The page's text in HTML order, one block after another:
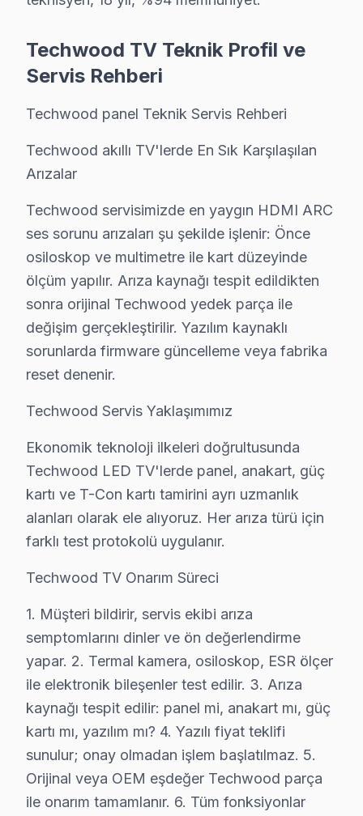
• Arıza tespiti (teşhis)
• İşçilik maliyeti
Bağcılar'da Techwood panel için fiyat almak:
Techwood TV Servis Garanti Belgesi – Yazılı ve İmzalı
Bağcılar'de Techwood servis hizmetlerimizde
Bağcılar garanti kapsamımız — Bağcılar servisimizde
• Bağcılar'de işçilik garantisi: 2 yıl
• Bağcılar servisimizde yedek parça garantisi: 2 yıl
• Bağcılar'de aynı arızanın tekrarında ücretsiz
• Bağcılar servisimizde garanti belgesi ve fatura ile
Bağcılar'de garanti dışı durumlar: Kullanıcı
Bağcılar Techwood Ekspres Servis – Sabah
TV arızası beklemez — biz de bekletmeyiz.
• Bağcılar'de ekspres servis: 4 saat içinde müdahale
• Bağcılar parça temin süresi: aynı gün (stokta
• Bağcılar'de iş yerine özel mesai saati dışı servis
• Servis tamamlandığında e-posta/SMS bildirimi
Gün içinde Bağcılar'da Techwood servis randevusu
Bağcılar Techwood TV Uzmanı – 15 Yıllık
Bağcılar'da Techwood servis hizmetlerimiz,
Teknisyen kadromuzun özellikleri:
• Bağcılar'de ortalama 10+ yıl sektör deneyimi
Techwood TV Teknik Profil ve
Servis Rehberi
Techwood panel Teknik Servis Rehberi
Techwood akıllı TV'lerde En Sık Karşılaşılan
Arızalar
Techwood servisimizde en yaygın HDMI ARC
ses sorunu arızaları şu şekilde işlenir: Önce
osiloskop ve multimetre ile kart düzeyinde
ölçüm yapılır. Arıza kaynağı tespit edildikten
sonra orijinal Techwood yedek parça ile
değişim gerçekleştirilir. Yazılım kaynaklı
sorunlarda firmware güncelleme veya fabrika
reset denenir.
Techwood Servis Yaklaşımımız
Ekonomik teknoloji ilkeleri doğrultusunda
Techwood LED TV'lerde panel, anakart, güç
kartı ve T-Con kartı tamirini ayrı uzmanlık
alanları olarak ele alıyoruz. Her arıza türü için
farklı test protokolü uygulanır.
Techwood TV Onarım Süreci
1. Müşteri bildirir, servis ekibi arıza
semptomlarını dinler ve ön değerlendirme
yapar. 2. Termal kamera, osiloskop, ESR ölçer
ile elektronik bileşenler test edilir. 3. Arıza
kaynağı tespit edilir: panel mi, anakart mı, güç
kartı mı, yazılım mı? 4. Yazılı fiyat teklifi
sunulur; onay olmadan işlem başlatılmaz. 5.
Orijinal veya OEM eşdeğer Techwood parça
ile onarım tamamlanır. 6. Tüm fonksiyonlar